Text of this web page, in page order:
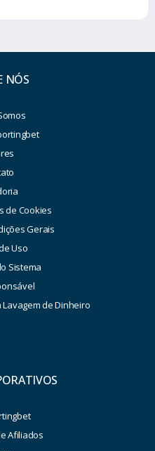
NÓS
de Cookies
Gerais
Uso
Sistema
de Dinheiro
Afiliados